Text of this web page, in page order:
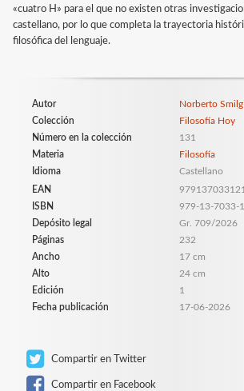
«cuatro H» para el que no existen otras
castellano, por lo que completa la trayectoria
filosófica del lenguaje.
Autor
Norberto Smilg
Colección
Filosofía Hoy
Número en la colección
131
Materia
Filosofía
Idioma
Castellano
EAN
ISBN
979-13-7033-
Depósito legal
Gr. 709/2026
Páginas
232
Ancho
17 cm
Alto
24 cm
Edición
1
Fecha publicación
17-06-2026
Compartir en Twitter
Compartir en Facebook